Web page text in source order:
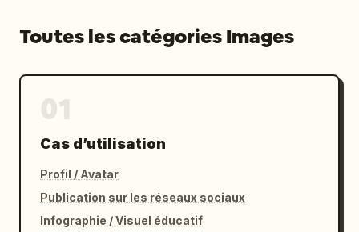
Toutes les catégories Images
Cas d’utilisation
Profil / Avatar
Publication sur les réseaux sociaux
Infographie / Visuel éducatif